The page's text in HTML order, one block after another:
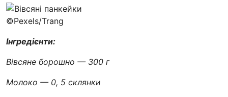
©Pexels/Trang
Інгредієнти:
Вівсяне борошно — 300 г
Молоко — 0, 5 склянки